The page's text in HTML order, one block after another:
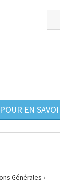
POUR EN
Générales